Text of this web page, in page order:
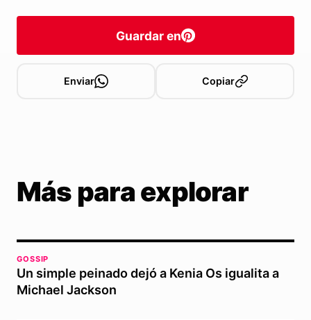
Guardar en
Enviar Copiar
Más para explorar
GOSSIP
Un simple peinado dejó a Kenia Os igualita a
Michael Jackson